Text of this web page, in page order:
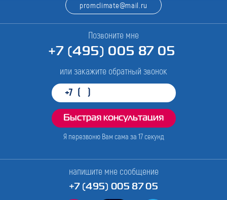
promclimate@mail.ru
Позвоните мне
+7 (495) 005 87 05
или закажите обратный звонок
Я перезвоню Вам сама за 17секунд
напишите мне сообщение
+7 (495) 005 87 05